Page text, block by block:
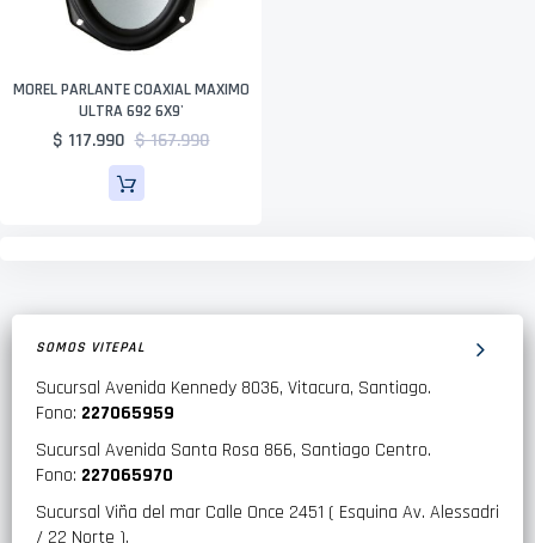
MOREL PARLANTE COAXIAL MAXIMO
ULTRA 692 6X9'
$ 117.990 $ 167.990
SOMOS VITEPAL
Sucursal Avenida Kennedy 8036, Vitacura, Santiago.
Fono: 227065959
Sucursal Avenida Santa Rosa 866, Santiago Centro.
Fono: 227065970
Sucursal Viña del mar Calle Once 2451 ( Esquina Av. Alessadri
/ 22 Norte ).